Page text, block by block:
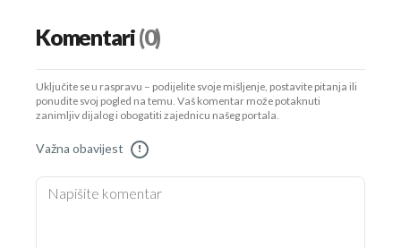
Komentari(0)
Uključite se u raspravu – podijelite svoje mišljenje, postavite pitanja ili
ponudite svoj pogled na temu. Vaš komentar može potaknuti
zanimljiv dijalog i obogatiti zajednicu našeg portala.
Važna obavijest !